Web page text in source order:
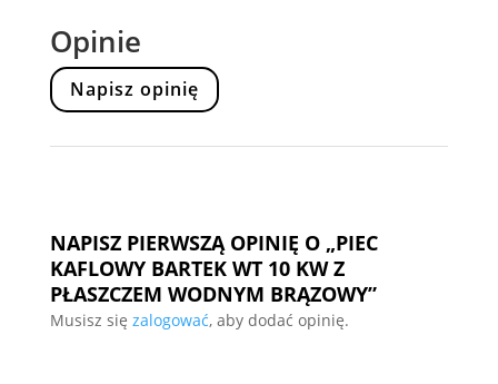
Opinie
Napisz opinię
NAPISZ PIERWSZĄ OPINIĘ O „PIEC
KAFLOWY BARTEK WT 10 KW Z
PŁASZCZEM WODNYM BRĄZOWY”
Musisz się zalogować, aby dodać opinię.